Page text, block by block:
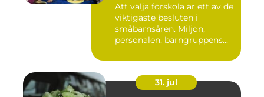
Att välja förskola är ett av de
viktigaste besluten i
småbarnsåren. Miljön,
personalen, barngruppens...
31. jul